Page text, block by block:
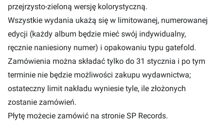
przejrzysto-zieloną wersję kolorystyczną.
Wszystkie wydania ukażą się w limitowanej, numerowanej
edycji (każdy album będzie mieć swój indywidualny,
ręcznie naniesiony numer) i opakowaniu typu gatefold.
Zamówienia można składać tylko do 31 stycznia i po tym
terminie nie będzie możliwości zakupu wydawnictwa;
ostateczny limit nakładu wyniesie tyle, ile złożonych
zostanie zamówień.
Płytę możecie zamówić na stronie SP Records.